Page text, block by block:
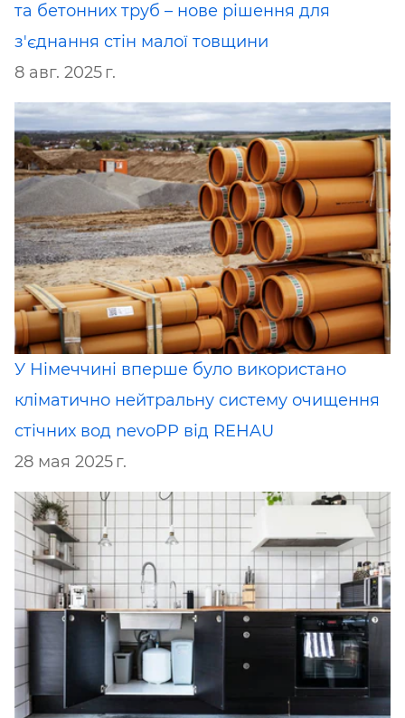
та бетонних труб – нове рішення для
з'єднання стін малої товщини
8 авг. 2025 г.
У Німеччині вперше було використано
кліматично нейтральну систему очищення
стічних вод nevoPP від ​​REHAU
28 мая 2025 г.